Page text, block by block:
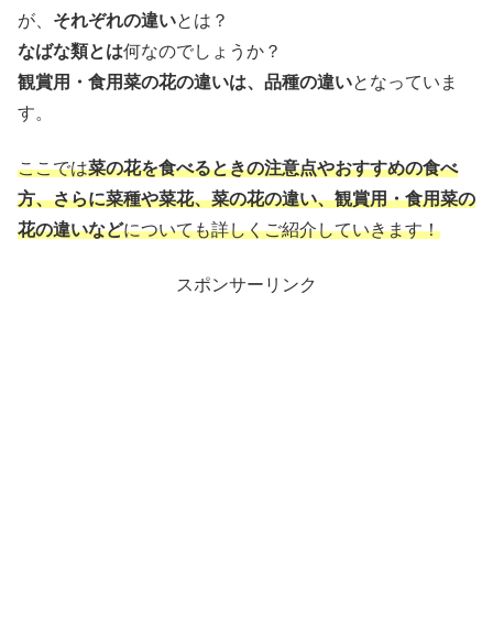
が、 それぞれの違いとは？
なばな類とは何なのでしょうか？
観賞用・食用菜の花の違いは、品種の違いとなっていま
す。
ここでは菜の花を食べるときの注意点やおすすめの食べ
方、さらに菜種や菜花、菜の花の違い、観賞用・食用菜の
花の違いなどについても詳しくご紹介していきます！
スポンサーリンク